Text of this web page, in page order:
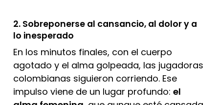
2. Sobreponerse al cansancio, al dolor y a
lo inesperado
En los minutos finales, con el cuerpo
agotado y el alma golpeada, las jugadoras
colombianas siguieron corriendo. Ese
impulso viene de un lugar profundo: el